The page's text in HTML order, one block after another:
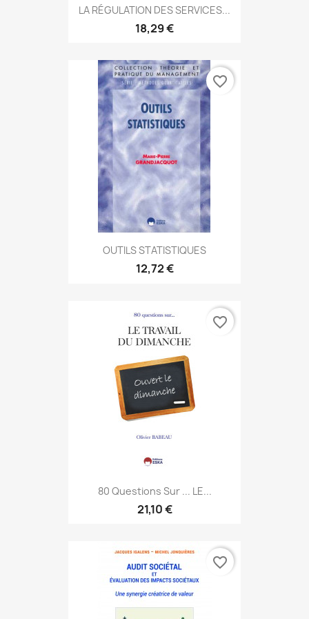
LA RÉGULATION DES SERVICES...
18,29 €
OUTILS STATISTIQUES
12,72 €
favorite_border
80 Questions Sur ... LE...
21,10 €
favorite_border
favorite_border